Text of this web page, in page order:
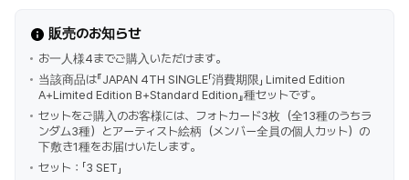
販売のお知らせ
お一人様4までご購入いただけます。
当該商品は『JAPAN 4TH SINGLE「消費期限」 Limited Edition
A+Limited Edition B+Standard Edition』種セットです。
セットをご購入のお客様には、フォトカード3枚（全13種のうちラ
ンダム3種）とアーティスト絵柄（メンバー全員の個人カット）の
下敷き1種をお届けいたします。
セット：「3 SET」